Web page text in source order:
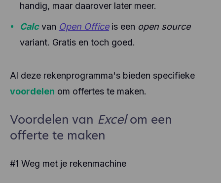
handig, maar daarover later meer.
Calcvan Open Officeis een open source
variant. Gratis en toch goed.
Al deze rekenprogramma's bieden specifieke
voordelen om offertes te maken.
Voordelen van Excelom een
offerte te maken
#1 Weg met je rekenmachine